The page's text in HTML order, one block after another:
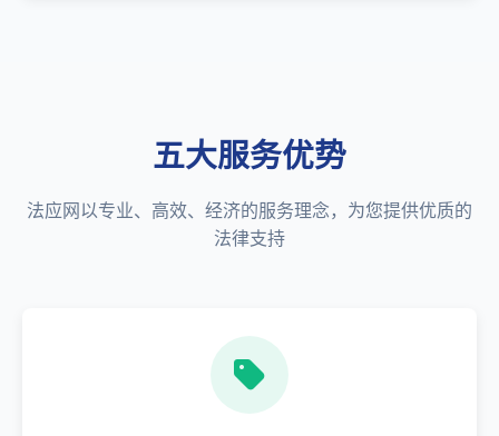
五大服务优势
法应网以专业、高效、经济的服务理念，为您提供优质的
法律支持